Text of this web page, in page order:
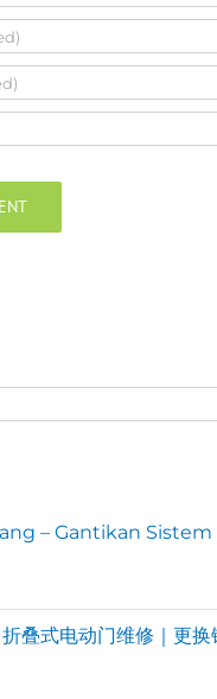
– Gantikan
叠式电动门维修｜更换